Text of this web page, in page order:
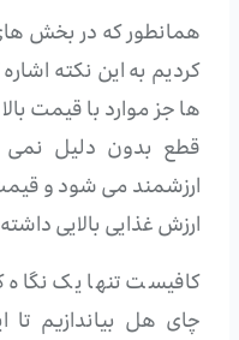
همانطور که در بخش
کردیم به این نکته
ها جز موارد با قیمت
قطع بدون دلیل نمی
ارزشمند می شود و
ارزش غذایی بالایی
کافیست تنها یک نگاه
چای هل بیاندازیم تا